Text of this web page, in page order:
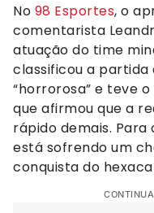
No 98 Esportes, o
comentarista
atuação do time
classificou a
“horrorosa” e teve
que afirmou que a
rápido demais.
está sofrendo um
conquista do